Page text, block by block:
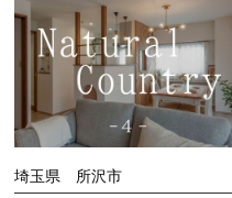
埼玉県 所沢市